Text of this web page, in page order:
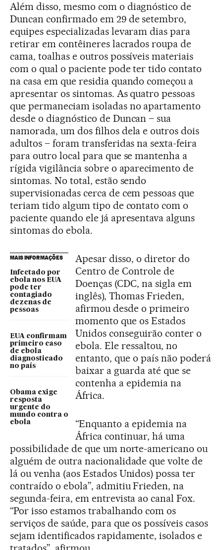
Além disso, mesmo com o diagnóstico de
Duncan confirmado em 29 de setembro,
equipes especializadas levaram dias para
retirar em contêineres lacrados roupa de
cama, toalhas e outros possíveis materiais
com o qual o paciente pode ter tido contato
na casa em que residia quando começou a
apresentar os sintomas. As quatro pessoas
que permaneciam isoladas no apartamento
desde o diagnóstico de Duncan – sua
namorada, um dos filhos dela e outros dois
adultos – foram transferidas na sexta-feira
para outro local para que se mantenha a
rígida vigilância sobre o aparecimento de
sintomas. No total, estão sendo
supervisionadas cerca de cem pessoas que
teriam tido algum tipo de contato com o
paciente quando ele já apresentava alguns
sintomas do ebola.
MAIS INFORMAÇÕES
Infectado por
ebola nos EUA
pode ter
contagiado
dezenas de
pessoas
EUA confirmam
primeiro caso
de ebola
diagnosticado
no país
Obama exige
resposta
urgente do
mundo contra o
ebola
Apesar disso, o diretor do
Centro de Controle de
Doenças (CDC, na sigla em
inglês), Thomas Frieden,
afirmou desde o primeiro
momento que os Estados
Unidos conseguirão conter o
ebola. Ele ressaltou, no
entanto, que o país não poderá
baixar a guarda até que se
contenha a epidemia na
África.
“Enquanto a epidemia na
África continuar, há uma
possibilidade de que um norte-americano ou
alguém de outra nacionalidade que volte de
lá ou venha (aos Estados Unidos) possa ter
contraído o ebola”, admitiu Frieden, na
segunda-feira, em entrevista ao canal Fox.
“Por isso estamos trabalhando com os
serviços de saúde, para que os possíveis casos
sejam identificados rapidamente, isolados e